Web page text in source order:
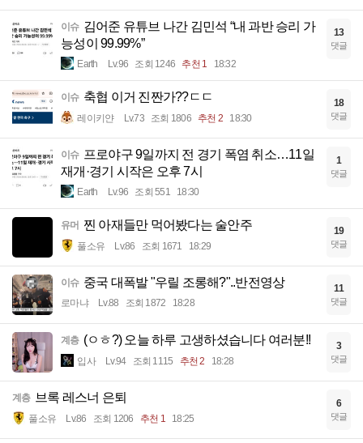
이슈 김어준 유튜브 나간 김민석 “내 과반 승리 가
능성이 99.99%”
Earth Lv.96 조회 1246 추천 1 18:32
13
댓글
이슈 축협 이거 진짠가??ㄷㄷ
레이키얀 Lv.73 조회 1806 추천 2 18:30
18
댓글
이슈 프로야구 9일까지 전 경기 폭염 취소…11일
재개·경기 시작은 오후 7시
Earth Lv.96 조회 551 18:30
1
댓글
유머 찐 아재들만 먹어봤다는 술안주
풀소유 Lv.86 조회 1671 18:29
19
댓글
이슈 중국 대폭발 "우릴 조롱해?"..반전영상
로마냐 Lv.88 조회 1872 18:28
11
댓글
계층 (ㅇㅎ?) 오늘 하루 고생하셨습니다 여러분!!
입사 Lv.94 조회 1115 추천 2 18:28
3
댓글
계층 브록 레스너 은퇴
풀소유 Lv.86 조회 1206 추천 1 18:25
6
댓글